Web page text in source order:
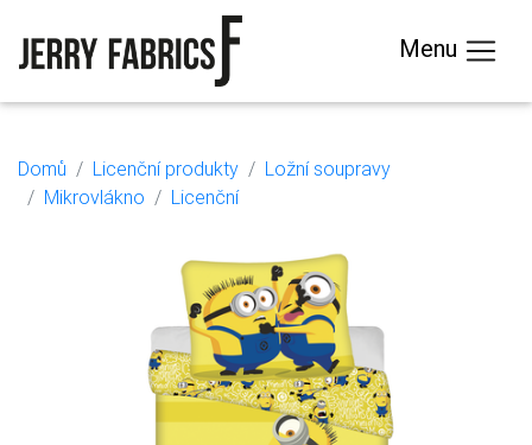
Menu
Domů Licenční produkty
Ložní soupravy
Mikrovlákno
Licenční